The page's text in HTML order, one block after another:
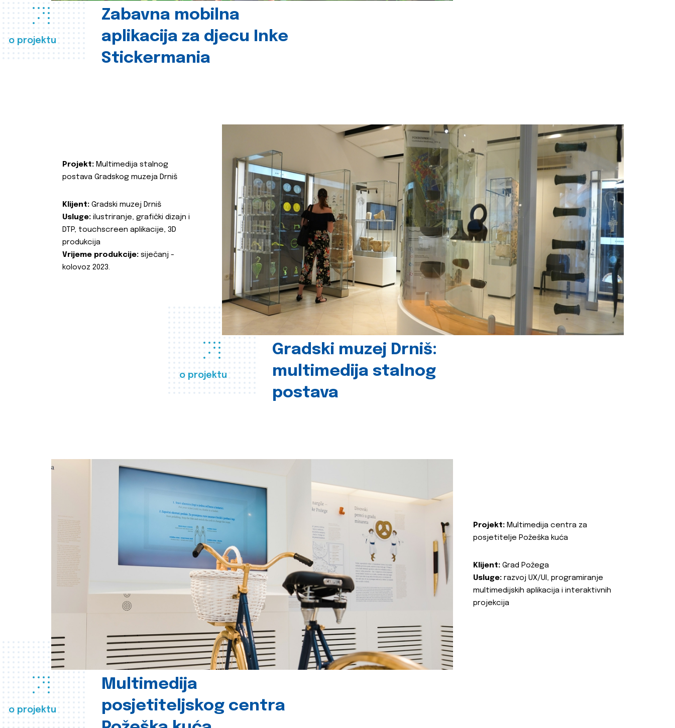
o projektu
Zabavna mobilna
aplikacija za djecu Inke
Stickermania
o projektu
Gradski muzej Drniš:
multimedija stalnog
postava
Projekt: Multimedija stalnog
postava Gradskog muzeja Drniš
Klijent: Gradski muzej Drniš
Usluge: ilustriranje, grafički dizajn i
DTP, touchscreen aplikacije, 3D
produkcija
Vrijeme produkcije: siječanj -
kolovoz 2023.
o projektu
Multimedija
posjetiteljskog centra
Projekt: Multimedija centra za
posjetitelje Požeška kuća
Klijent: Grad Požega
Usluge: razvoj UX/UI, programiranje
multimedijskih aplikacija i interaktivnih
projekcija